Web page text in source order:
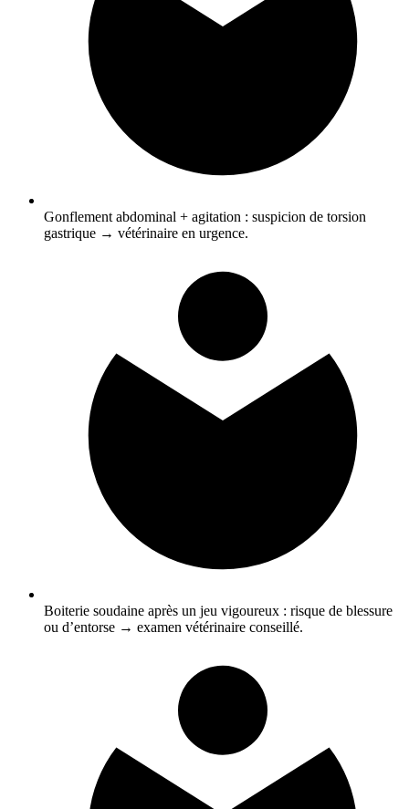
Gonflement abdominal + agitation : suspicion de torsion
gastrique → vétérinaire en urgence.
Boiterie soudaine après un jeu vigoureux : risque de blessure
ou d’entorse → examen vétérinaire conseillé.